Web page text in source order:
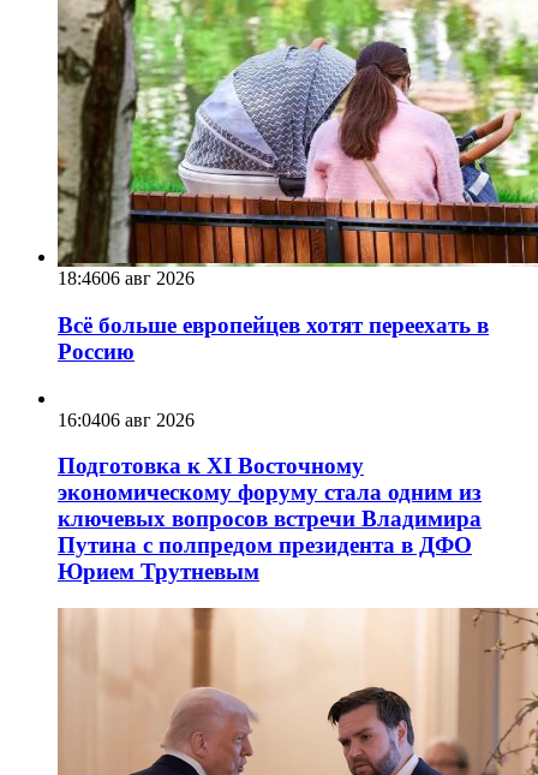
18:4606 авг 2026
Всё больше европейцев хотят переехать в
Россию
16:0406 авг 2026
Подготовка к XI Восточному
экономическому форуму стала одним из
ключевых вопросов встречи Владимира
Путина с полпредом президента в ДФО
Юрием Трутневым